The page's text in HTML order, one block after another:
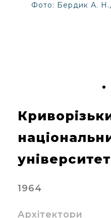
Фото: Бердик А.
університет
1964
Архітектори